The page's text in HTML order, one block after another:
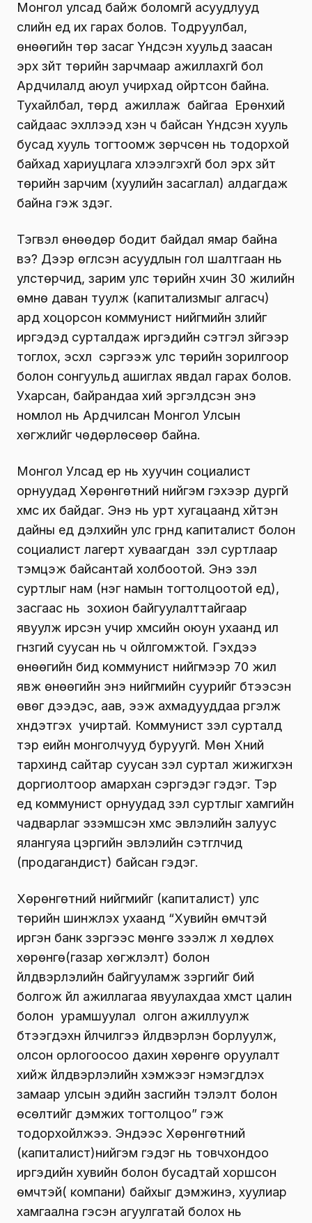
Монгол улсад байж боломгүй асуудлууд
сүүлийн үед их гарах болов. Тодруулбал,
өнөөгийн төр засаг Үндсэн хуульд заасан
эрх зүйт төрийн зарчмаар ажиллахгүй бол
Ардчилалд аюул учирхад ойртсон байна.
Тухайлбал, төрд ажиллаж байгаа Ерөнхий
сайдаас эхлүүлээд хэн ч байсан Үндсэн хууль
бусад хууль тогтоомж зөрч­­сөн нь тодорхой
байхад хариуцлага хү­лээл­гэхгүй бол эрх зүйт
төрийн зарчим (хуулийн засаглал) алдагдаж
байна гэж үздэг.
Тэгвэл өнөөдөр бодит байдал ямар байна
вэ? Дээр өгүүлсэн асуудлын гол шалтгаан нь
улстөрчид, зарим улс тө­рийн хүчин 30 жилийн
өмнө даван туулж (капитализмыг алгасч)
ард хоцорсон коммунист нийгмийн үзлийг
иргэдэд сур­талдаж иргэдийн сэтгэл зүйгээр
тоглох, эсхүл сэргээж улс төрийн зорилгоор
болон сонгуульд ашиглах явдал гарах болов.
Ухарсан, байрандаа хий эргэлдсэн энэ
номлол нь Ардчилсан Монгол Улсын
хөгжлийг чөдөрлөсөөр байна.
Монгол Улсад ер нь хуучин социалист
орнуудад Хөрөнгөтний нийгэм гэхээр дур­гүй
хүмүүс их байдаг. Энэ нь урт хуга­цаанд хүйтэн
дайны үед дэлхийн улс гүрнүүд капиталист болон
социалист лагерт хуваагдан үзэл суртлаар
тэмцэж байсантай холбоотой. Энэ үзэл
суртлыг нам (нэг намын тогтолцоотой үед),
засгаас нь зохион байгуулалттайгаар
явуулж ирсэн учир хүмүүсийн оюун ухаанд илүү
гүнзгий суусан нь ч ойлгомжтой. Гэхдээ
өнөөгийн бид коммунист нийгмээр 70 жил
явж өнөөгийн энэ нийгмийн суурийг бүтээсэн
өвөг дээдэс, аав, ээж ахмадууддаа үргэлж
хүндэтгэх учиртай. Коммунист үзэл сур­талд
тэр үеийн монголчууд буруугүй. Мөн Хүний
тархинд сайтар суусан үзэл суртал жижигхэн
доргиолтоор амархан сэргэдэг гэдэг. Тэр
үед коммунист ор­нуудад үзэл сурт­лыг хамгийн
чадварлаг эзэмшсэн хүмүүс эвлэлийн залуус
ялангуяа цэргийн эвлэлийн сэтгүүлчид
(продагандист) байсан гэдэг.
Хөрөнгөтний нийгмийг (капиталист) улс
төрийн шинжлэх ухаанд “Хувийн өмчтэй
иргэн банк зэргээс мөнгө зээлж үл хөдлөх
хөрөнгө(газар хөгжүүлэлт) болон
үйлдвэрлэлийн байгууламж зэргийг бий
болгож үйл ажиллагаа явуулахдаа хүмүүст цалин
болон урамшуулал ол­гон ажиллуулж
бүтээгдэхүүн үйлчил­гээ үйлдвэрлэн борлуулж,
олсон орлогоо­соо дахин хөрөнгө оруулалт
хийж үйлд­вэрлэлийн хэмжээг нэмэгдүүлэх
замаар улсын эдийн засгийн тэлэлт болон
өсөлтийг дэмжих тогтолцоо” гэж
тодорхойлжээ. Эндээс Хөрөнгөтний
(капиталист)нийгэм гэдэг нь товчхондоо
иргэдийн хувийн болон бусадтай хоршсон
өмчтэй( компани) байхыг дэмжинэ, хуулиар
хамгаална гэсэн агуулгатай болох нь